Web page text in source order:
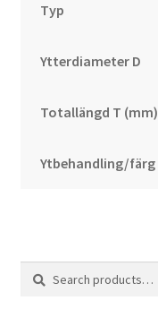
Typ
Ytterdiameter D
Totallängd T (mm)
Ytbehandling/färg
Search
Search